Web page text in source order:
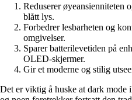
Reduserer øyeansienniteten
blått lys.
Forbedrer lesbarheten og
omgivelser.
Sparer batterilevetiden på
OLED-skjermer.
Gir et moderne og stilig
Det er viktig å huske at dark mode